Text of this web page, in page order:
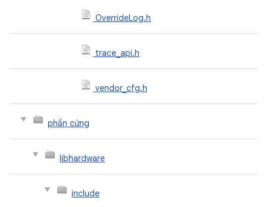
OverrideLog.h
trace_api.h
vendor_cfg.h
phần cứng
libhardware
include